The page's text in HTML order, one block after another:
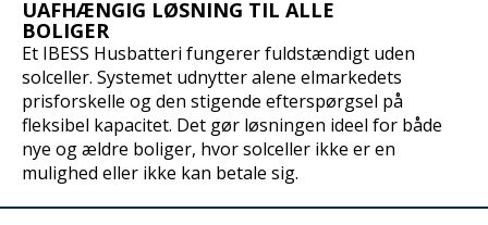
UAFHÆNGIG LØSNING TIL ALLE
BOLIGER
Et IBESS Husbatteri fungerer fuldstændigt uden
solceller. Systemet udnytter alene elmarkedets
prisforskelle og den stigende efterspørgsel på
fleksibel kapacitet. Det gør løsningen ideel for både
nye og ældre boliger, hvor solceller ikke er en
mulighed eller ikke kan betale sig.